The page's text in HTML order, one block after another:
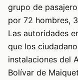
grupo de
por 72 hombres,
Las autoridades
que los
instalaciones del
Bolívar de